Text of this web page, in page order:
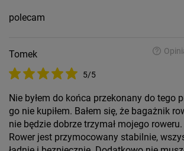
polecam
Tomek
5/5
Nie byłem do końca przekonany do tego
go nie kupiłem. Bałem się, że bagażnik
nie będzie dobrze trzymał mojego
Rower jest przymocowany stabilnie,